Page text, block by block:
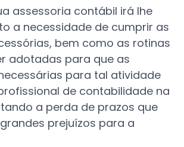
assessoria contábil irá lhe
a necessidade de cumprir as
bem como as rotinas
adotadas para que as
para tal atividade
de contabilidade na
a perda de prazos que
prejuízos para a